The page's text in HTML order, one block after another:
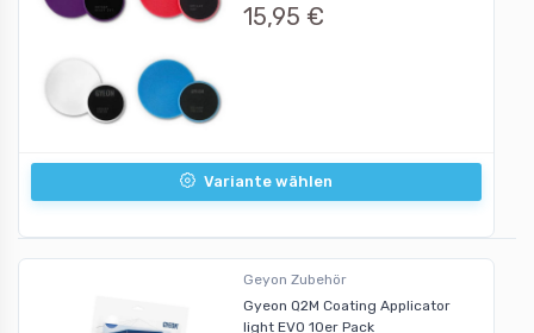
15,95 €
Variante wählen
Geyon Zubehör
Gyeon Q2M Coating Applicator
light EVO 10er Pack